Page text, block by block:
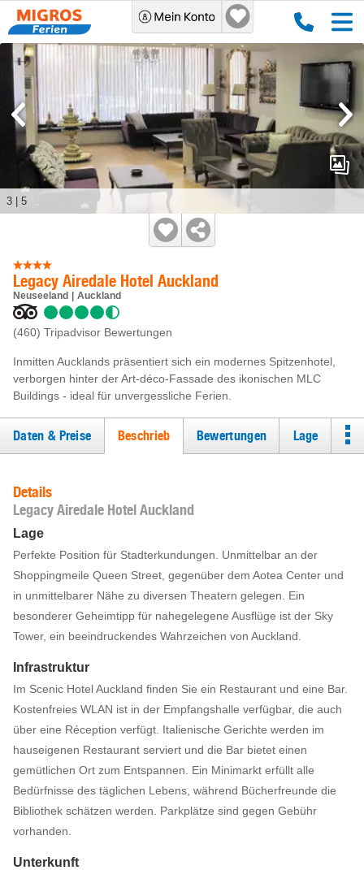
Legacy Airedale Hotel Auckland
Neuseeland Auckland
(460) Tripadvisor Bewertungen
Inmitten Aucklands präsentiert sich ein modernes Spitzenhotel,
verborgen hinter der Art-déco-Fassade des ikonischen MLC
Buildings - ideal für unvergessliche Ferien.
3 5
Daten & Preise Beschrieb Bewertungen Lage
Details
Legacy Airedale Hotel Auckland
Lage
Perfekte Position für Stadterkundungen. Unmittelbar an der
Shoppingmeile Queen Street, gegenüber dem Aotea Center und
in unmittelbarer Nähe zu diversen Theatern gelegen. Ein
besonderer Geheimtipp für nahegelegene Ausflüge ist der Sky
Tower, ein beeindruckendes Wahrzeichen von Auckland.
Infrastruktur
Im Scenic Hotel Auckland finden Sie ein Restaurant und eine Bar.
Kostenfreies WLAN ist in der Empfangshalle verfügbar, die auch
über eine Réception verfügt. Italienische Gerichte werden im
hauseigenen Restaurant serviert und die Bar bietet einen
gemütlichen Ort zum Entspannen. Ein Minimarkt erfüllt alle
Bedürfnisse des täglichen Lebens, während Bücherfreunde die
Bibliothek schätzen werden. Parkplätze sind gegen Gebühr
vorhanden.
Unterkunft